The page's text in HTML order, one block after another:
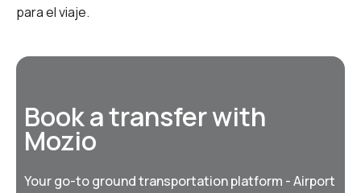
para el viaje.
Book a transfer with
Mozio
Your go-to ground transportation platform - Airport